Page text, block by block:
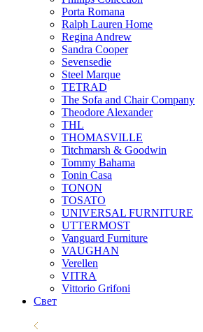
Porta Romana
Ralph Lauren Home
Regina Andrew
Sandra Cooper
Sevensedie
Steel Marque
TETRAD
The Sofa and Chair Company
Theodore Alexander
THL
THOMASVILLE
Titchmarsh & Goodwin
Tommy Bahama
Tonin Casa
TONON
TOSATO
UNIVERSAL FURNITURE
UTTERMOST
Vanguard Furniture
VAUGHAN
Verellen
VITRA
Vittorio Grifoni
Свет